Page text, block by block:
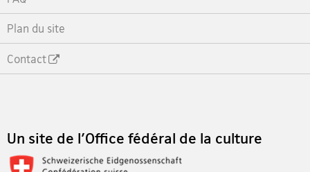
Plan du site
Contact
Un site de l'Office fédéral de la culture